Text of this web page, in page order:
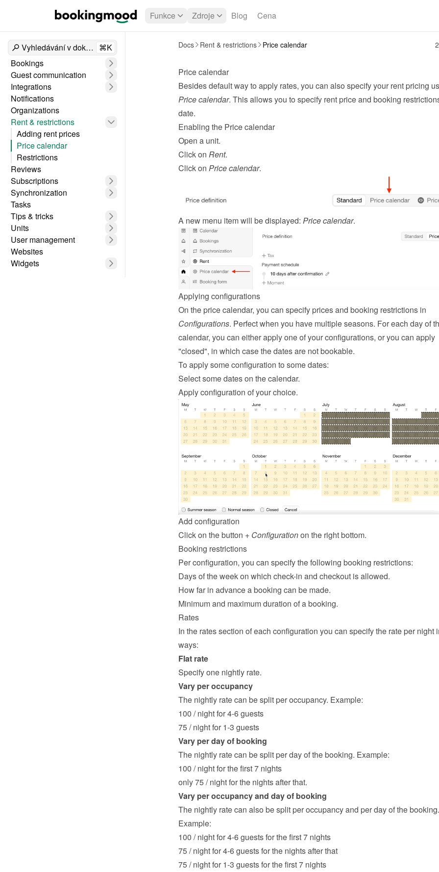
Funkce Zdroje Blog Cena
Vyhledávání v dokumentech
⌘K
Bookings
Guest communication
Integrations
Notifications
Organizations
Rent & restrictions
Adding rent prices
Price calendar
Restrictions
Reviews
Subscriptions
Synchronization
Tasks
Tips & tricks
Units
User management
Websites
Widgets
Docs Rent & restrictions Price calendar
Price calendar
Besides default way to apply rates
Price calendar. This allows you to specify rent price and booking
date.
Enabling the Price calendar
Open a unit.
Click on Rent.
Click on Price calendar.
A new menu item will be displayed: Price calendar.
Applying configurations
Configurations. Perfect when you have multiple seasons. For each day of
calendar, you can either apply one of your configurations, or you can apply
"closed", in which case the dates are not bookable.
To apply some configuration to some dates:
Select some dates on the calendar.
Apply configuration of your choice.
Add configuration
Click on the button + Configuration on the right bottom.
Booking restrictions
Per configuration, you can specify the following booking restrictions:
Days of the week on which check-in and checkout is allowed.
How far in advance a booking can be made.
Minimum and maximum duration of a booking.
Rates
In the rates section of each configuration you can specify the rate per night
ways:
Flat rate
Specify one nightly rate.
Vary per occupancy
The nightly rate can be split per occupancy. Example:
100 / night for 4-6 guests
75 / night for 1-3 guests
Vary per day of booking
The nightly rate can be split per day of the booking. Example:
100 / night for the first 7 nights
only 75 / night for the nights after that.
Vary per occupancy and day of booking
The nightly rate can also be split per occupancy and per day of the booking.
Example:
100 / night for 4-6 guests for the first 7 nights
75 / night for 4-6 guests for the nights after that
75 / night for 1-3 guests for the first 7 nights